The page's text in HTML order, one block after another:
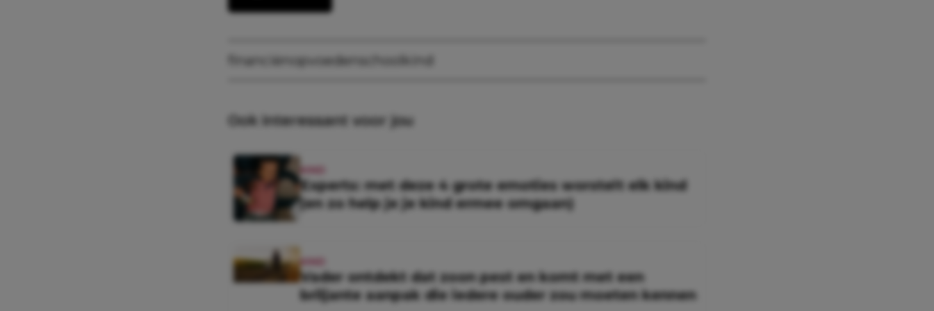
financiën opvoedenschoolkind
Ook interessant voor jou
Experts: met deze 4 grote emoties worstelt elk kind
(en zo help je je kind ermee omgaan)
Vader ontdekt dat zoon pest en komt met een
briljante aanpak die iedere ouder zou moeten kennen